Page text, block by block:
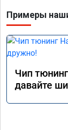
Примеры
Чип
давайте